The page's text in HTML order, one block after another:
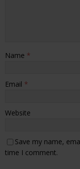
Name *
Email *
Website
Save my name,
time I comment.